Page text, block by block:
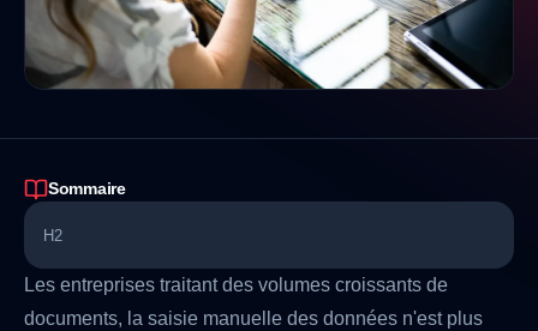
Sommaire
H2
Les entreprises traitant des volumes croissants de
documents, la saisie manuelle des données n'est plus